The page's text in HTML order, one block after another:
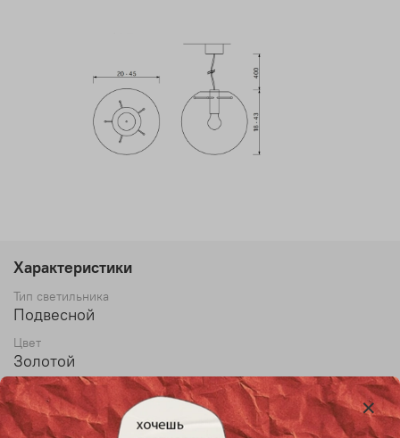
Характеристики
Тип светильника
Подвесной
Цвет
Золотой
Стиль
Современный